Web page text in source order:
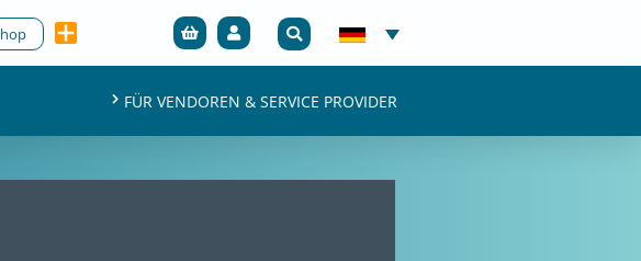
FÜR VENDOREN & SERVICE PROVIDER